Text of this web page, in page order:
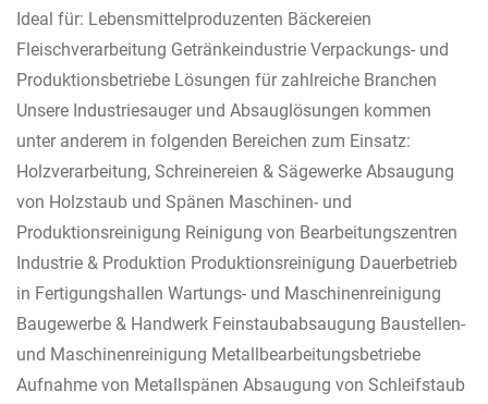
Ideal für: Lebensmittelproduzenten Bäckereien
Fleischverarbeitung Getränkeindustrie Verpackungs- und
Produktionsbetriebe Lösungen für zahlreiche Branchen
Unsere Industriesauger und Absauglösungen kommen
unter anderem in folgenden Bereichen zum Einsatz:
Holzverarbeitung, Schreinereien & Sägewerke Absaugung
von Holzstaub und Spänen Maschinen- und
Produktionsreinigung Reinigung von Bearbeitungszentren
Industrie & Produktion Produktionsreinigung Dauerbetrieb
in Fertigungshallen Wartungs- und Maschinenreinigung
Baugewerbe & Handwerk Feinstaubabsaugung Baustellen-
und Maschinenreinigung Metallbearbeitungsbetriebe
Aufnahme von Metallspänen Absaugung von Schleifstaub